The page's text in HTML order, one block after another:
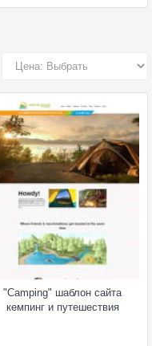
"Camping" шаблон сайта
кемпинг и путешествия